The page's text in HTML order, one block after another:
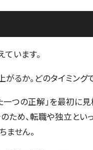
います。
か。どのタイミング
つの正解」を最初に
ため、転職や独立と
ません。